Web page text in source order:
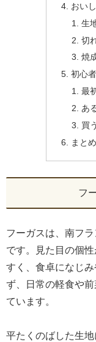
おい
生
切
焼
初心
最
あ
買
まとめ
フ
フーガスは、南フ
です。見た目の個
すく、食卓になじ
ず、日常の軽食や
ています。
平たくのばした生